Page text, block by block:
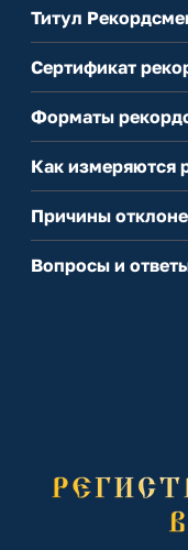
Титул
Сертификат
Форматы
Как измеряются
Причины
Вопросы и